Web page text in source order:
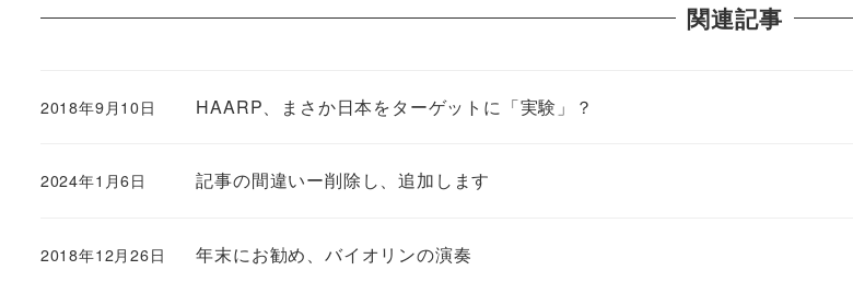
関連記事
HAARP、まさか日本をターゲットに「実験」？
2018年9月10日
記事の間違いー削除し、追加します
2024年1月6日
年末にお勧め、バイオリンの演奏
2018年12月26日